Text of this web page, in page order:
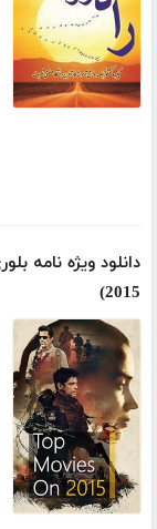
دانلود ویژه نامه
2015)